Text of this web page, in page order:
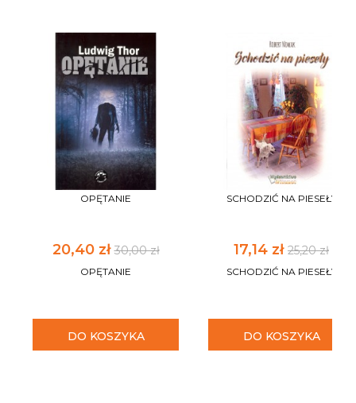
OPĘTANIE
20,40 zł30,00 zł
OPĘTANIE
DO KOSZYKA
SCHODZIĆ NA PIESEŁY
17,14 zł 25,20 zł
SCHODZIĆ NA PIESEŁY
DO KOSZYKA